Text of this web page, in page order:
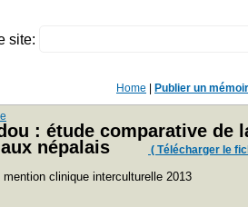
site:
Home Publier un
: étude comparative
népalais
( Télécharger le
clinique interculturelle 2013